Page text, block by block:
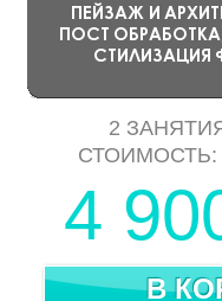
2
СТОИМОСТЬ:
4